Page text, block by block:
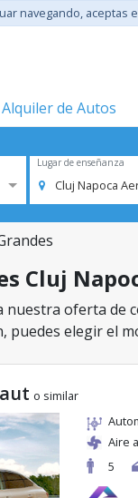
navegando, aceptas
de Autos
Lugar de enseñanza
Cluj Napoca
Cluj
oferta de
puedes elegir el
o similar
Aire
5